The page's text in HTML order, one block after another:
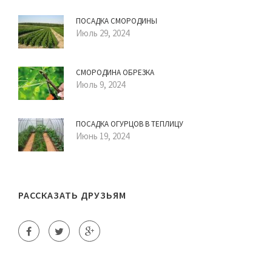
ПОСАДКА СМОРОДИНЫ
Июль 29, 2024
СМОРОДИНА ОБРЕЗКА
Июль 9, 2024
ПОСАДКА ОГУРЦОВ В ТЕПЛИЦУ
Июнь 19, 2024
РАССКАЗАТЬ ДРУЗЬЯМ